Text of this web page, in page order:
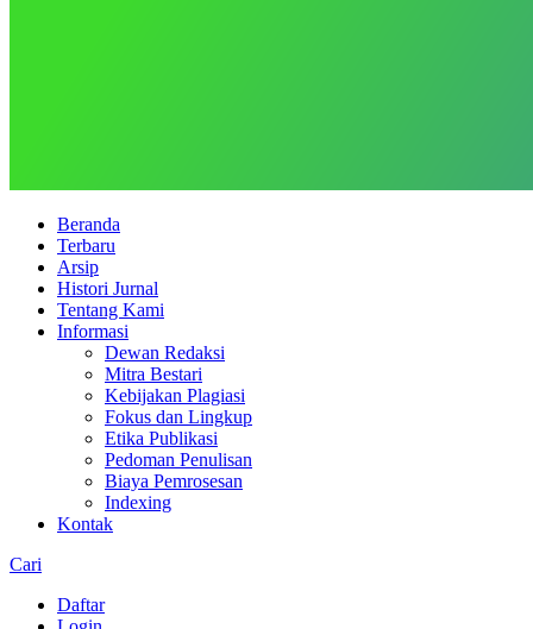
Beranda
Terbaru
Arsip
Histori Jurnal
Tentang Kami
Informasi
Dewan Redaksi
Mitra Bestari
Kebijakan Plagiasi
Fokus dan Lingkup
Etika Publikasi
Pedoman Penulisan
Biaya Pemrosesan
Indexing
Kontak
Cari
Daftar